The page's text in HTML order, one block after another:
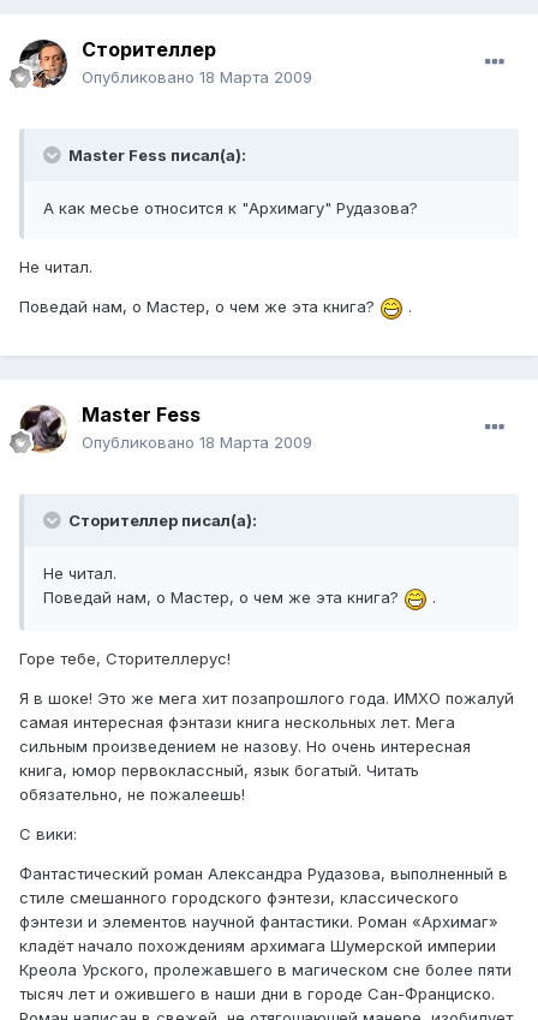
Сторителлер
Опубликовано 18 Марта 2009
Master Fess писал(а):
А как месье относится к "Архимагу" Рудазова?
Не читал.
Поведай нам, о Мастер, о чем же эта книга? .
Master Fess
Опубликовано 18 Марта 2009
Сторителлер писал(а):
Не читал.
Поведай нам, о Мастер, о чем же эта книга?
.
Горе тебе, Сторителлерус!
Я в шоке! Это же мега хит позапрошлого года. ИМХО пожалуй
самая интересная фэнтази книга нескольных лет. Мега
сильным произведением не назову. Но очень интересная
книга, юмор первоклассный, язык богатый. Читать
обязательно, не пожалеешь!
С вики:
Фантастический роман Александра Рудазова, выполненный в
стиле смешанного городского фэнтези, классического
фэнтези и элементов научной фантастики. Роман «Архимаг»
кладёт начало похождениям архимага Шумерской империи
Креола Урского, пролежавшего в магическом сне более пяти
тысяч лет и ожившего в наши дни в городе Сан-Франциско.